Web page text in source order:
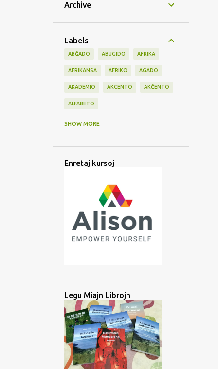
Archive
Labels
ABĜADO ABUGIDO AFRIKA
AFRIKANSA AFRIKO AGADO
AKADEMIO AKCENTO AKĈENTO
ALFABETO
ARTOJ
ATLANSA
AŬSKULTADO AŬSKULTU
AŬSTRONEZIA AVANTAĜO
BATANO BEZONO BIBLIO
BILDOJ BIRMA BLOGO
BOLIVIO BRAHMIA BRITA
BRUNEJO BUSUU ĈAVAKANA
SHOW MORE
Enretaj kursoj
Legu Miajn Librojn